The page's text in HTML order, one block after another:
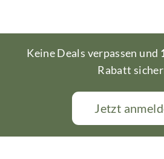
Keine Deals verpassen und
Rabatt
Jetzt